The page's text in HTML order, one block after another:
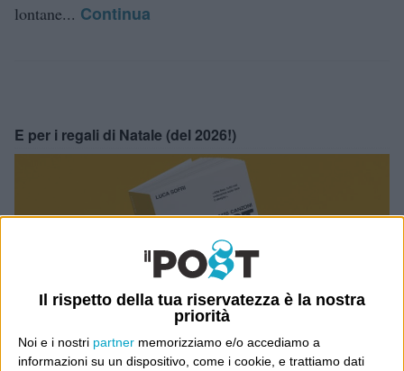
Il rispetto della tua riservatezza è la nostra
priorità
Noi e i nostri partner memorizziamo e/o accediamo a
informazioni su un dispositivo, come i cookie, e trattiamo dati
lontane... Continua
E per i regali di Natale (del 2026!)